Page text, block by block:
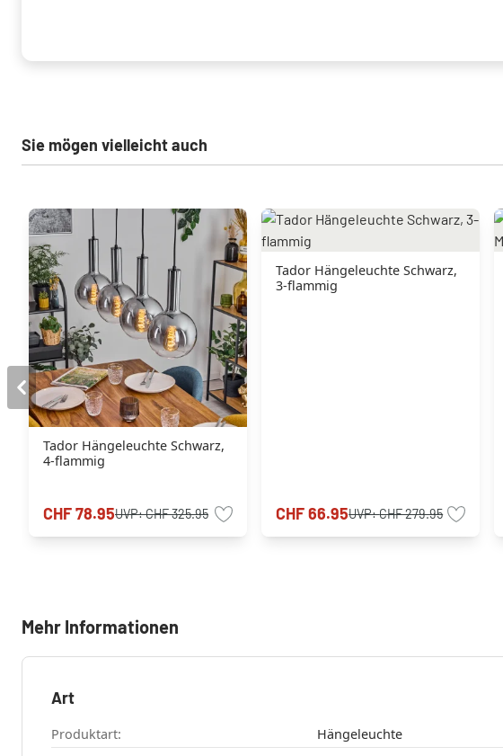
Sie mögen vielleicht auch
Tador Hängeleuchte Schwarz,
4-flammig
CHF 78.95UVP:CHF 325.95
Tador Hängeleuchte Schwarz,
3-flammig
CHF 66.95UVP:CHF 279.95
Mehr Informationen
Art
Produktart: Hängeleuchte